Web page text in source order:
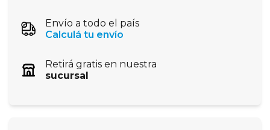
Envío a todo el país
Calculá tu envío
Retirá gratis en nuestra
sucursal